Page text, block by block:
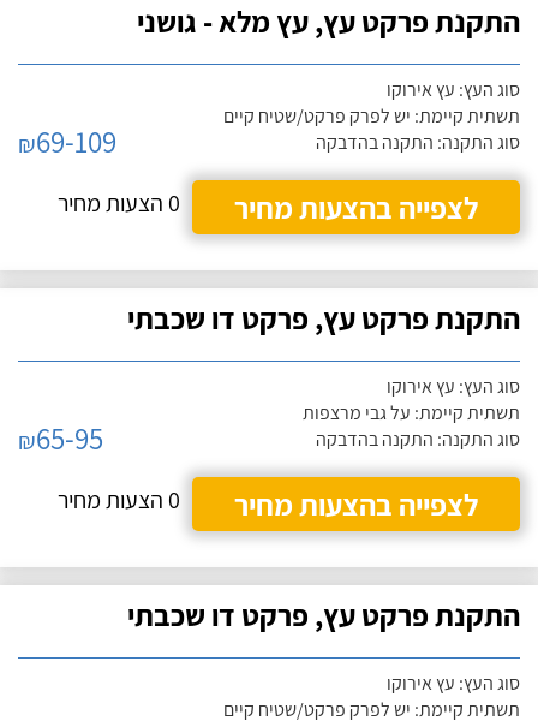
התקנת פרקט עץ, עץ מלא - גושני
סוג העץ: עץ אירוקו
תשתית קיימת: יש לפרק פרקט/שטיח קיים
סוג התקנה: התקנה בהדבקה
₪69-109
לצפייה בהצעות מחיר
0 הצעות מחיר
התקנת פרקט עץ, פרקט דו שכבתי
סוג העץ: עץ אירוקו
תשתית קיימת: על גבי מרצפות
סוג התקנה: התקנה בהדבקה
₪65-95
לצפייה בהצעות מחיר
0 הצעות מחיר
התקנת פרקט עץ, פרקט דו שכבתי
סוג העץ: עץ אירוקו
תשתית קיימת: יש לפרק פרקט/שטיח קיים